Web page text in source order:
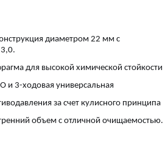
диаметром 22 мм с
для высокой химической стойкости
и 3-ходовая универсальная
за счет кулисного принципа
объем с отличной очищаемостью.